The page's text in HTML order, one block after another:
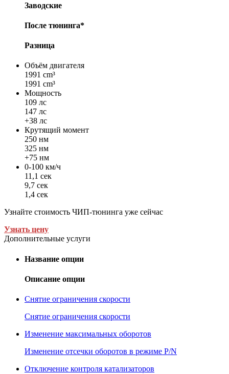
Заводские
После тюнинга*
Разница
Объём двигателя
1991 cm³
1991 cm³
Мощность
109 лс
147 лс
+38 лс
Крутящий момент
250 нм
325 нм
+75 нм
0-100 км/ч
11,1 сек
9,7 сек
1,4 сек
Узнайте стоимость ЧИП-тюнинга уже сейчас
Узнать цену
Дополнительные услуги
Название опции
Описание опции
Снятие ограничения скорости
Снятие ограничения скорости
Изменение максимальных оборотов
Изменение отсечки оборотов в режиме P/N
Отключение контроля катализаторов